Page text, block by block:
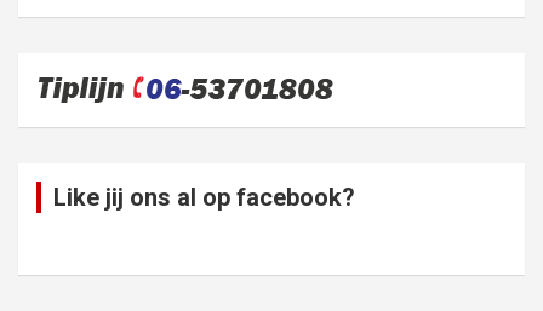
Like jij ons al op facebook?